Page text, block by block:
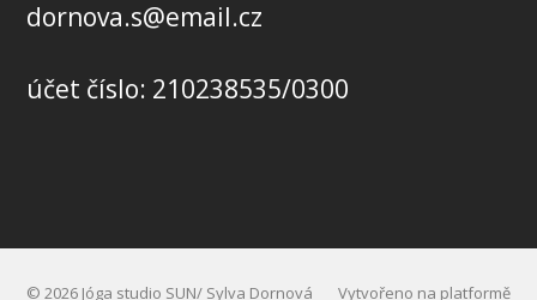
dornova.s@email.cz
účet číslo: 210238535/0300
© 2026 Jóga studio SUN/ Sylva Dornová Vytvořeno na platformě